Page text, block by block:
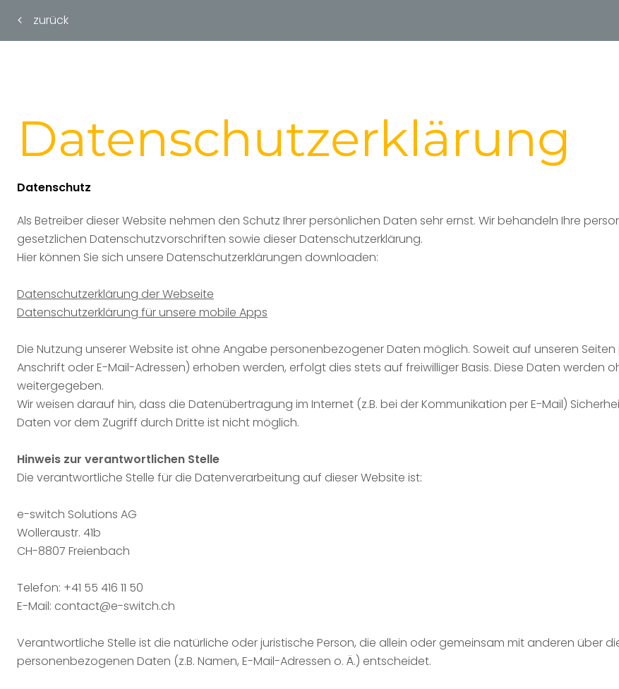
zurück
Datenschutzerklärung
Datenschutz
Als Betreiber dieser Website nehmen den Schutz Ihrer persönlichen Daten sehr ernst. Wir behandeln Ihre
gesetzlichen Datenschutzvorschriften sowie dieser Datenschutzerklärung.
Hier können Sie sich unsere Datenschutzerklärungen downloaden:
Datenschutzerklärung der Webseite
Datenschutzerklärung für unsere mobile Apps
Die Nutzung unserer Website ist ohne Angabe personenbezogener Daten möglich. Soweit auf unseren
Anschrift oder E-Mail-Adressen) erhoben werden, erfolgt dies stets auf freiwilliger Basis. Diese Daten werden
weitergegeben.
Wir weisen darauf hin, dass die Datenübertragung im Internet (z.B. bei der Kommunikation per E-Mail)
Daten vor dem Zugriff durch Dritte ist nicht möglich.
Hinweis zur verantwortlichen Stelle
Die verantwortliche Stelle für die Datenverarbeitung auf dieser Website ist:
e-switch Solutions AG
Wolleraustr. 41b
CH-8807 Freienbach
Telefon: +41 55 416 11 50
E-Mail: contact@e-switch.ch
Verantwortliche Stelle ist die natürliche oder juristische Person, die allein oder gemeinsam mit anderen über
personenbezogenen Daten (z.B. Namen, E-Mail-Adressen o. Ä.) entscheidet.